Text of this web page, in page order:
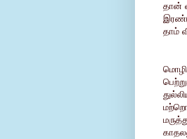
தான்
தாம்